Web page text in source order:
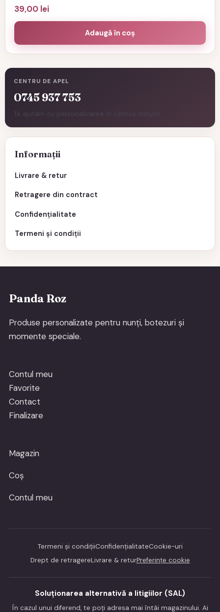
CENTRU DE APEL
0745 937 753
Te ajutăm cu personalizarea în câteva minute.
Informații
Livrare & retur
Retragere din contract
Confidențialitate
Termeni și condiții
39,00 lei
Adaugă în coș
Panda Roz
Produse personalizate pentru nunți, botezuri și
momente speciale.
Contul meu
Favorite
Contact
Finalizare
Magazin
Coș
Contul meu
Termeni și condițiiConfidențialitateCookie-uri
Drept de retragereLivrare & returPreferințe cookie
Soluționarea alternativă a litigiilor (SAL)
În cazul unui diferend, te poți adresa mai întâi magazinului. Ai